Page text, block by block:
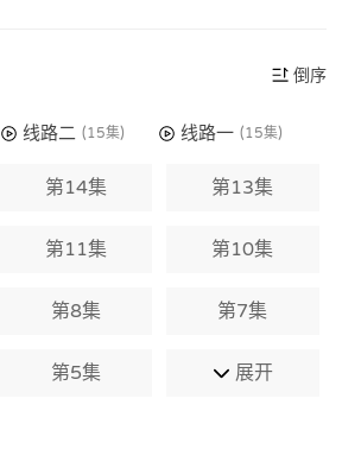
倒序
线路二 (15集) 线路一 (15集)
第14集 第13集
第11集 第10集
第8集 第7集
第5集 展开